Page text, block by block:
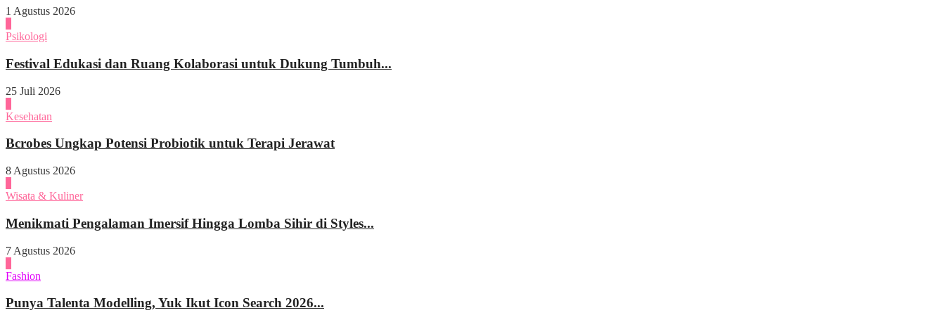
1 Agustus 2026
Psikologi
Festival Edukasi dan Ruang Kolaborasi untuk Dukung Tumbuh...
25 Juli 2026
Kesehatan
Bcrobes Ungkap Potensi Probiotik untuk Terapi Jerawat
8 Agustus 2026
Wisata & Kuliner
Menikmati Pengalaman Imersif Hingga Lomba Sihir di Styles...
7 Agustus 2026
Fashion
Punya Talenta Modelling, Yuk Ikut Icon Search 2026...